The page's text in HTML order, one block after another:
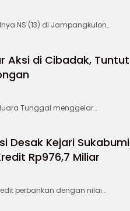
NS (13) di Jampangkulon…
Aksi di Cibadak, Tuntut
Muara Tunggal menggelar…
Desak Kejari Sukabumi
Rp976,7 Miliar
perbankan dengan nilai…